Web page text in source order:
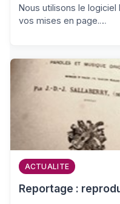
Nous utilisons le
vos mises en page.…
ACTUALITE
Reportage :